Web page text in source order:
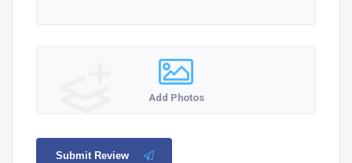
Add Photos
Submit Review